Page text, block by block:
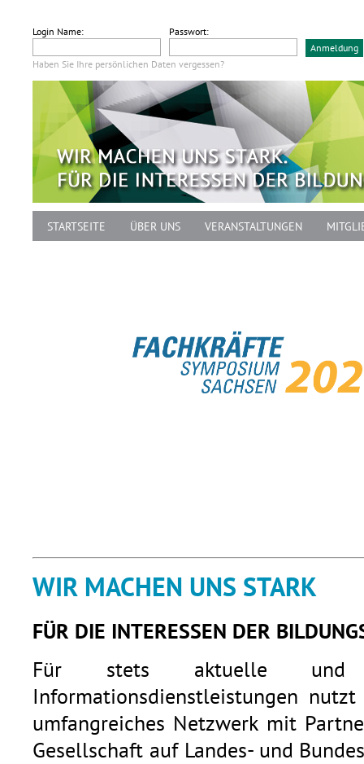
Login Name: Passwort:
Haben Sie Ihre persönlichen Daten vergessen?
STARTSEITE ÜBER UNS VERANSTALTUNGEN
WIR MACHEN UNS STARK
FÜR DIE INTERESSEN DER
Für stets aktuelle und
Informationsdienstleistungen
umfangreiches Netzwerk mit
Gesellschaft auf Landes- und